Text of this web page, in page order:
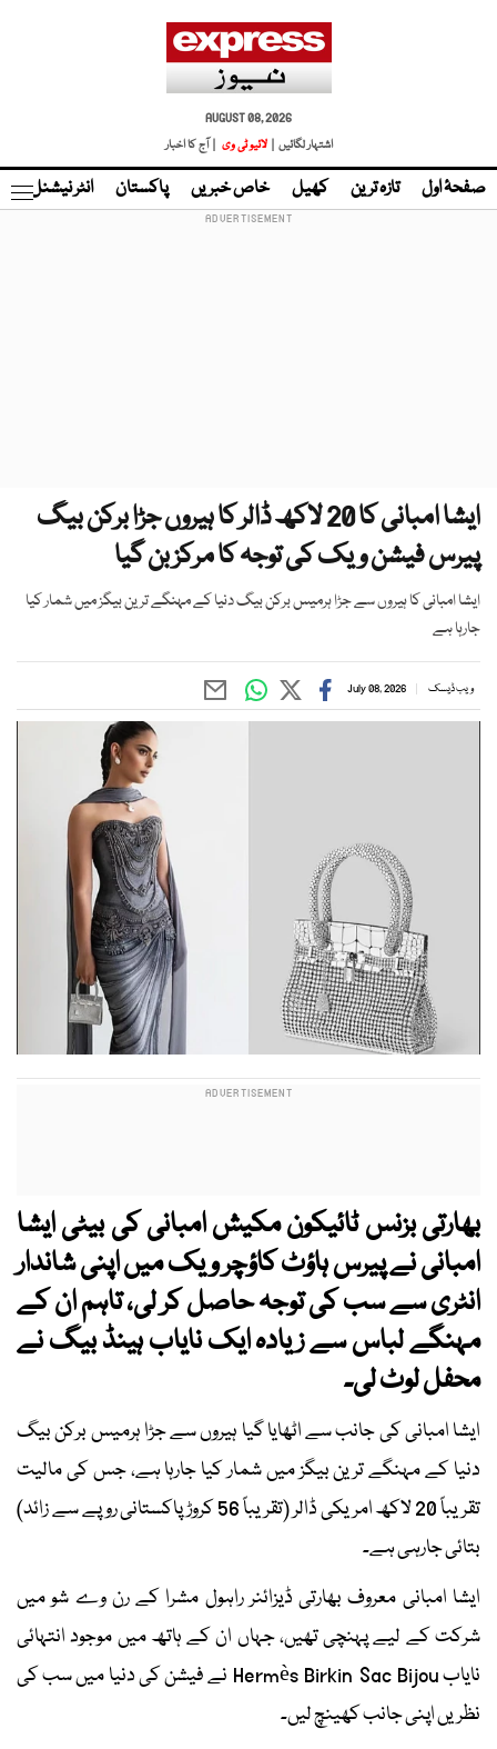
AUGUST 08, 2026
اشتہار لگائیں |
لائیو ٹی وی | آج کا اخبار
صفحۂ اول تازہ ترین کھیل خاص خبریں پاکستان انٹر نیشنل
ایشا امبانی کا 20 لاکھ ڈالر کا ہیروں جڑا برکن بیگ
پیرس فیشن ویک کی توجہ کا مرکز بن گیا
ایشا امبانی کا ہیروں سے جڑا ہرمیس برکن بیگ دنیا کے مہنگے ترین بیگز میں شمار کیا
جارہا ہے
ویب ڈیسک July 08, 2026
بھارتی بزنس ٹائیکون مکیش امبانی کی بیٹی ایشا
امبانی نے پیرس ہاؤٹ کاؤچر ویک میں اپنی شاندار
انٹری سے سب کی توجہ حاصل کر لی، تاہم ان کے
مہنگے لباس سے زیادہ ایک نایاب ہینڈ بیگ نے
محفل لوٹ لی۔
ایشا امبانی کی جانب سے اٹھایا گیا ہیروں سے جڑا ہرمیس برکن بیگ
دنیا کے مہنگے ترین بیگز میں شمار کیا جارہا ہے، جس کی مالیت
تقریباً 20 لاکھ امریکی ڈالر (تقریباً 56 کروڑ پاکستانی روپے سے زائد)
بتائی جارہی ہے۔
ایشا امبانی معروف بھارتی ڈیزائنر راہول مشرا کے رن وے شو میں
شرکت کے لیے پہنچی تھیں، جہاں ان کے ہاتھ میں موجود انتہائی
نایاب Hermès Birkin Sac Bijou نے فیشن کی دنیا میں سب کی
نظریں اپنی جانب کھینچ لیں۔